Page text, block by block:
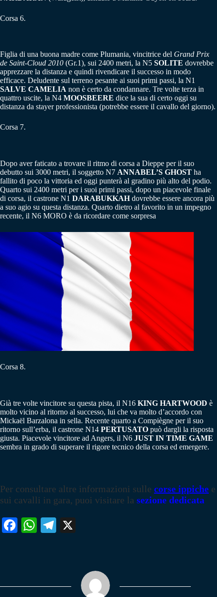
Corsa 6.
Figlia di una buona madre come Plumania, vincitrice del Grand Prix
de Saint-Cloud 2010 (Gr.1), sui 2400 metri, la N5 SOLITE dovrebbe
apprezzare la distanza e quindi rivendicare il successo in modo
efficace. Deludente sul terreno pesante ai suoi primi passi, la N1
SALVE CAMELIA non è certo da condannare. Tre volte terza in
quattro uscite, la N4 MOOSBEERE dice la sua di certo oggi su
distanza da stayer professionista (potrebbe essere il cavallo del giorno).
Corsa 7.
Dopo aver faticato a trovare il ritmo di corsa a Dieppe per il suo
debutto sui 3000 metri, il soggetto N7 ANNABEL’S GHOST ha
fallito di poco la vittoria ed oggi punterà al gradino più alto del podio.
Quarto sui 2400 metri per i suoi primi passi, dopo un piacevole finale
di corsa, il castrone N1 DARABUKKAHdovrebbe essere ancora più
a suo agio su questa distanza. Quarto dietro al favorito in un impegno
recente, il N6 MORO è da ricordare come sorpresa
Corsa 8.
Già tre volte vincitore su questa pista, il N16 KING HARTWOOD è
molto vicino al ritorno al successo, lui che va molto d’accordo con
Mickaël Barzalona in sella. Recente quarto a Compiègne per il suo
ritorno sull’erba, il castrone N14 PERTUSATO può dargli la risposta
giusta. Piacevole vincitore ad Angers, il N6 JUST IN TIME GAME
sembra in grado di superare il rigore tecnico della corsa ed emergere.
Per consultare altre informazioni sulle corse ippiche e
sui cavalli in gara, puoi visitare la sezione dedicata
Fa W
pp
Te
m